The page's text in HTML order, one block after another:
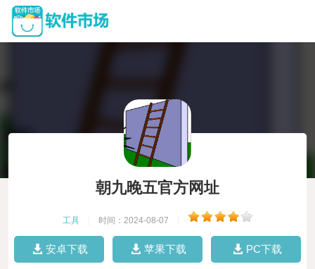
朝九晚五官方网址
工具 时间：2024-08-07
安卓下载 苹果下载 PC下载